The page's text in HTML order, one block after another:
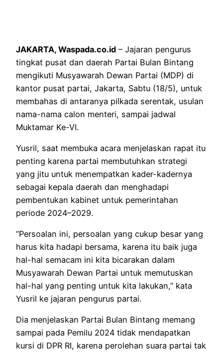
JAKARTA, Waspada.co.id – Jajaran pengurus
tingkat pusat dan daerah Partai Bulan Bintang
mengikuti Musyawarah Dewan Partai (MDP) di
kantor pusat partai, Jakarta, Sabtu (18/5), untuk
membahas di antaranya pilkada serentak, usulan
nama-nama calon menteri, sampai jadwal
Muktamar Ke-VI.
Yusril, saat membuka acara menjelaskan rapat itu
penting karena partai membutuhkan strategi
yang jitu untuk menempatkan kader-kadernya
sebagai kepala daerah dan menghadapi
pembentukan kabinet untuk pemerintahan
periode 2024–2029.
“Persoalan ini, persoalan yang cukup besar yang
harus kita hadapi bersama, karena itu baik juga
hal-hal semacam ini kita bicarakan dalam
Musyawarah Dewan Partai untuk memutuskan
hal-hal yang penting untuk kita lakukan,” kata
Yusril ke jajaran pengurus partai.
Dia menjelaskan Partai Bulan Bintang memang
sampai pada Pemilu 2024 tidak mendapatkan
kursi di DPR RI, karena perolehan suara partai tak